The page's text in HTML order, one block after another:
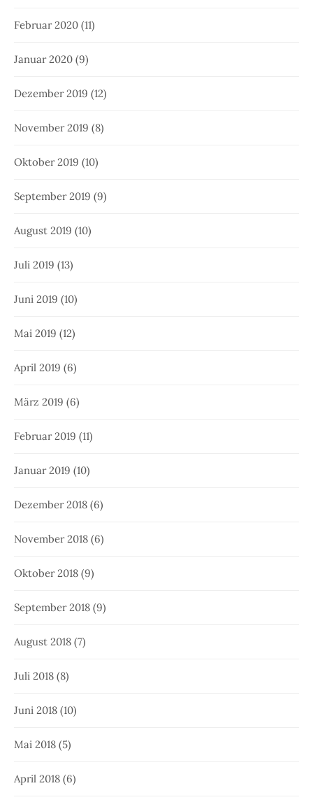
Februar 2020 (11)
Januar 2020 (9)
Dezember 2019 (12)
November 2019 (8)
Oktober 2019 (10)
September 2019 (9)
August 2019 (10)
Juli 2019 (13)
Juni 2019 (10)
Mai 2019 (12)
April 2019 (6)
März 2019 (6)
Februar 2019 (11)
Januar 2019 (10)
Dezember 2018 (6)
November 2018 (6)
Oktober 2018 (9)
September 2018 (9)
August 2018 (7)
Juli 2018 (8)
Juni 2018 (10)
Mai 2018 (5)
April 2018 (6)